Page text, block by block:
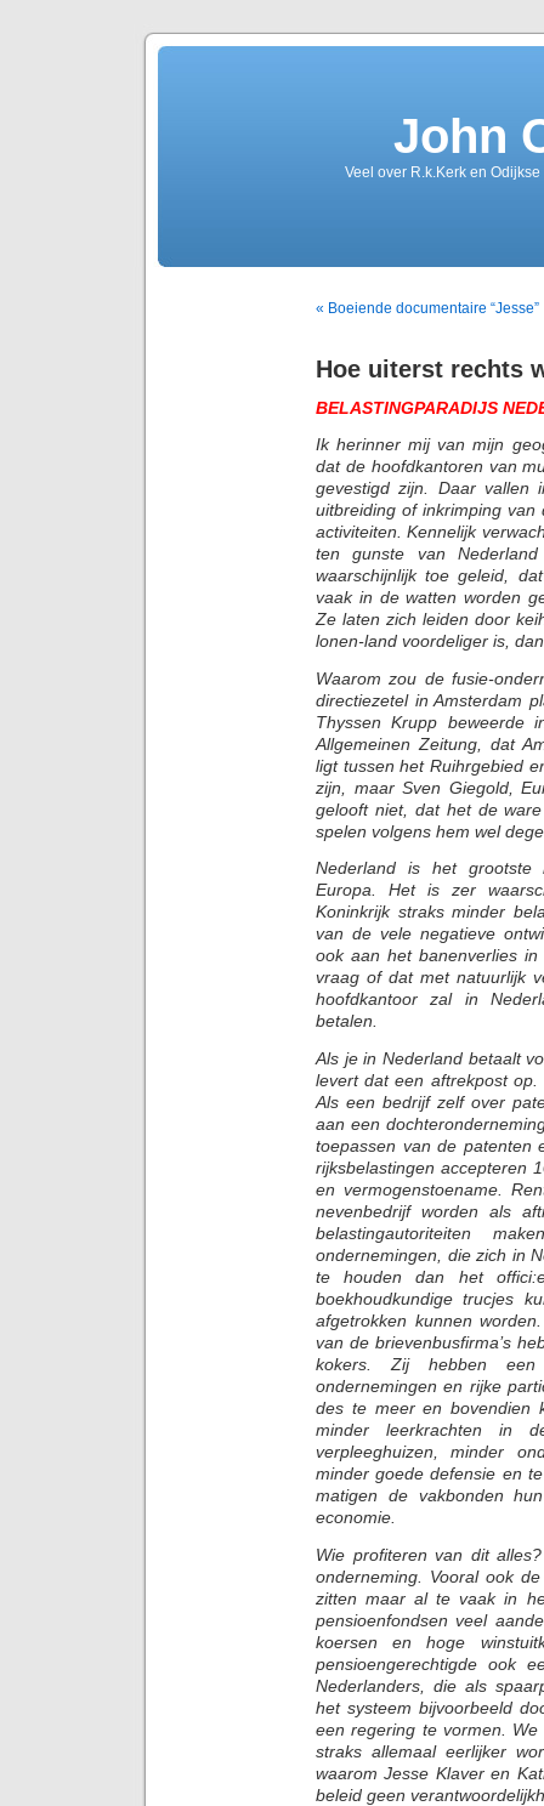
John
Veel over R.k.Kerk en
« Boeiende documentaire “Jesse”
Hoe uiterst rechts
BELASTINGPARADIJS
Ik herinner mij van mijn
dat de hoofdkantoren van
gevestigd zijn. Daar vallen
uitbreiding of inkrimping
activiteiten. Kennelijk
ten gunste van
waarschijnlijk toe geleid,
vaak in de watten worden
Ze laten zich leiden door
lonen-land voordeliger is,
Waarom zou de fusie-
directiezetel in Amsterdam
Thyssen Krupp beweerde
Allgemeinen Zeitung, dat
ligt tussen het Ruihrgebied
zijn, maar Sven Giegold,
gelooft niet, dat het de
spelen volgens hem wel
Nederland is het grootste
Europa. Het is zer
Koninkrijk straks minder
van de vele negatieve
ook aan het banenverlies
vraag of dat met natuurlijk
hoofdkantoor zal in
betalen.
Als je in Nederland betaalt
levert dat een aftrekpost
Als een bedrijf zelf over
aan een
toepassen van de patenten
rijksbelastingen accepteren
en vermogenstoename.
nevenbedrijf worden als
belastingautoriteiten
ondernemingen, die zich in
te houden dan het
boekhoudkundige trucjes
afgetrokken kunnen
van de brievenbusfirma’s
kokers. Zij hebben
ondernemingen en rijke
des te meer en bovendien
minder leerkrachten in
verpleeghuizen, minder
minder goede defensie en
matigen de vakbonden
economie.
Wie profiteren van dit
onderneming. Vooral ook
zitten maar al te vaak in
pensioenfondsen veel
koersen en hoge
pensioengerechtigde ook
Nederlanders, die als
het systeem bijvoorbeeld
een regering te vormen.
straks allemaal eerlijker
waarom Jesse Klaver en
beleid geen